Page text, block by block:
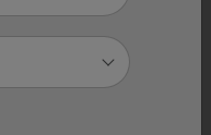
Marke jene
einzigartig